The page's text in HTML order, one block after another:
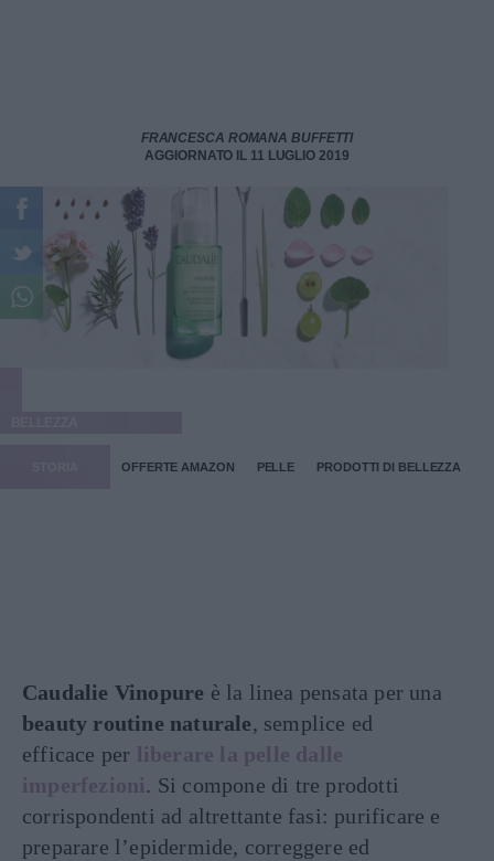
FRANCESCA ROMANA BUFFETTI
AGGIORNATO IL 11 LUGLIO 2019
OFFERTE AMAZON PELLE PRODOTTI DI BELLEZZA
Caudalie Vinopure è la linea pensata per una
beauty routine naturale, semplice ed
efficace per liberare la pelle dalle
imperfezioni. Si compone di tre prodotti
corrispondenti ad altrettante fasi: purificare e
preparare l’epidermide, correggere ed